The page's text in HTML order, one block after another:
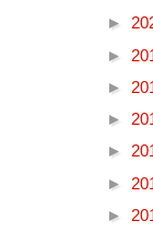
►
►
►
►
►
►
►